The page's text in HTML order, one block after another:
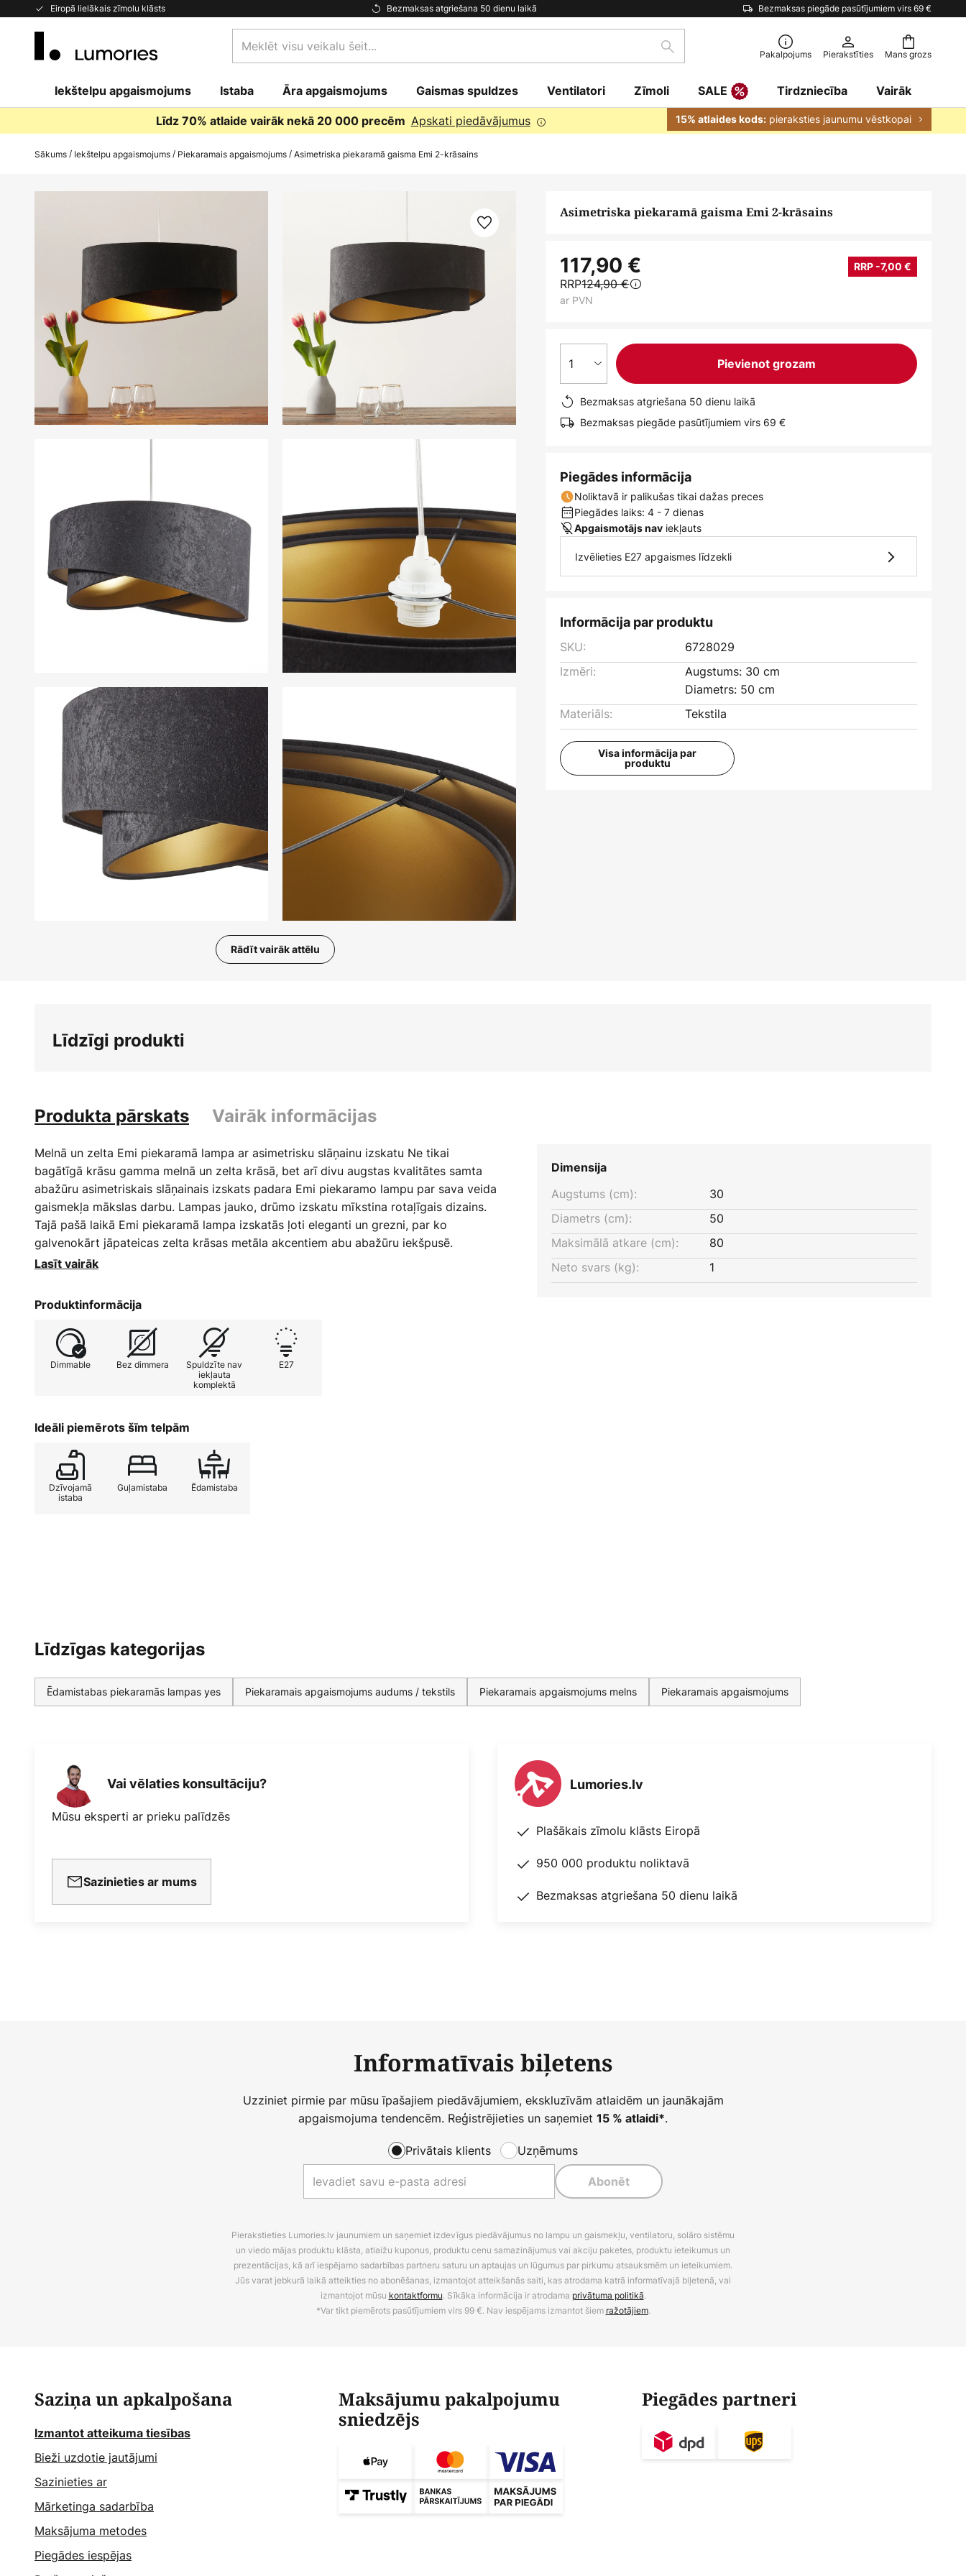
Eiropā lielākais zīmolu klāsts Bezmaksas atgriešana 50 dienu laikā Bezmaksas piegāde pasūtījumiem virs 69 €
Skip
Mans grozs
visu
šeit...
Meklēšana Pakalpojums Pierakstīties
Iekštelpu apgaismojums Istaba Āra apgaismojums Gaismas spuldzes Ventilatori Zīmoli SALE Tirdzniecība Vairāk
Līdz 70% atlaide vairāk nekā 20 000 precēm Apskati piedāvājumus 15% atlaides kods: pieraksties jaunumu vēstkopai
Sākums Iekštelpu apgaismojums Piekaramais apgaismojums Asimetriska piekaramā gaisma Emi 2-krāsains
Rādīt vairāk attēlu
Asimetriska piekaramā gaisma Emi 2-krāsains
117,90 € RRP -7,00 €
RRP124,90 €
ar PVN
1 Pievienot grozam
Bezmaksas atgriešana 50 dienu laikā
Bezmaksas piegāde pasūtījumiem virs 69 €
Piegādes informācija
Noliktavā ir palikušas tikai dažas preces
Piegādes laiks: 4 - 7 dienas
Apgaismotājs nav iekļauts
Izvēlieties E27 apgaismes līdzekli
Informācija par produktu
SKU:
6728029
Izmēri:
Augstums: 30 cm
Diametrs: 50 cm
Materiāls:
Tekstila
Visa informācija par
produktu
Līdzīgi produkti
Produkta pārskats Vairāk informācijas
Melnā un zelta Emi piekaramā lampa ar asimetrisku slāņainu izskatu Ne tikai
bagātīgā krāsu gamma melnā un zelta krāsā, bet arī divu augstas kvalitātes samta
abažūru asimetriskais slāņainais izskats padara Emi piekaramo lampu par sava veida
gaismekļa mākslas darbu. Lampas jauko, drūmo izskatu mīkstina rotaļīgais dizains.
Tajā pašā laikā Emi piekaramā lampa izskatās ļoti eleganti un grezni, par ko
galvenokārt jāpateicas zelta krāsas metāla akcentiem abu abažūru iekšpusē.
Modernā, caurspīdīgā kabeļa vadotne arī veicina šī ekstravagantā griestu
dzīves koncepcijā vai mēbelēs ar daudz koka un ādas, šis piekaramais gaismeklis ir
gaumīgs universāls risinājums dzīves un darba telpām.
Lasīt vairāk
Produktinformācija
Dimmable Bez dimmera
Spuldzīte nav
iekļauta
komplektā
E27
Ideāli piemērots šīm telpām
Dzīvojamā
istaba
Guļamistaba Ēdamistaba
Dimensija
Augstums (cm):
30
Diametrs (cm):
50
Maksimālā atkare (cm):
80
Neto svars (kg):
1
Līdzīgas kategorijas
Ēdamistabas piekaramās lampas yes Piekaramais apgaismojums audums / tekstils Piekaramais apgaismojums melns Piekaramais apgaismojums
Vai vēlaties konsultāciju?
Mūsu eksperti ar prieku palīdzēs
Sazinieties ar mums
Lumories.lv
Plašākais zīmolu klāsts Eiropā
950 000 produktu noliktavā
Bezmaksas atgriešana 50 dienu laikā
Informatīvais biļetens
Uzziniet pirmie par mūsu īpašajiem piedāvājumiem, ekskluzīvām atlaidēm un jaunākajām
apgaismojuma tendencēm. Reģistrējieties un saņemiet 15 % atlaidi*.
Privātais klients Uzņēmums
Abonēt
Pierakstieties Lumories.lv jaunumiem un saņemiet izdevīgus piedāvājumus no lampu un gaismekļu, ventilatoru, solāro sistēmu
un viedo mājas produktu klāsta, atlaižu kuponus, produktu cenu samazinājumus vai akciju paketes, produktu ieteikumus un
prezentācijas, kā arī iespējamo sadarbības partneru saturu un aptaujas un lūgumus par pirkumu atsauksmēm un ieteikumiem.
Jūs varat jebkurā laikā atteikties no abonēšanas, izmantojot atteikšanās saiti, kas atrodama katrā informatīvajā biļetenā, vai
izmantojot mūsu kontaktformu. Sīkāka informācija ir atrodama privātuma politikā.
*Var tikt piemērots pasūtījumiem virs 99 €. Nav iespējams izmantot šiem ražotājiem.
Saziņa un apkalpošana
Izmantot atteikuma tiesības
Bieži uzdotie jautājumi
Sazinieties ar
Mārketinga sadarbība
Maksājuma metodes
Piegādes iespējas
Maksājumu pakalpojumu
sniedzējs
Piegādes partneri